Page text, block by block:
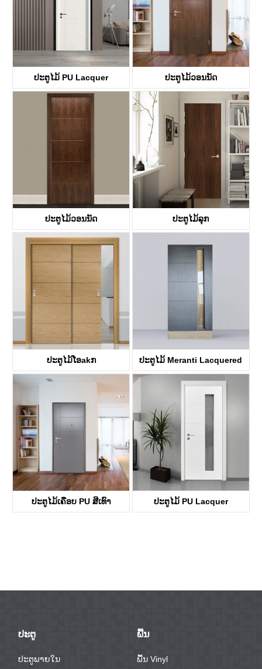
ປະຕູໄມ້ PU Lacquer
KDFP41A
ປະຕູໄມ້ວອນນັດ
ປະຕູໄມ້ວອນນັດ
KDF41A
ປະຕູໄມ້ລຸກ
ປະຕູໄມ້ໂອakກ ປະຕູໄມ້ Meranti Lacquered
KDF40A-G
ປະຕູໄມ້ເຄືອບ PU ສີເທົາ ປະຕູໄມ້ PU Lacquer
ປະຕູ
ປະຕູພາຍໃນ
ພື້ນ
ພື້ນ Vinyl